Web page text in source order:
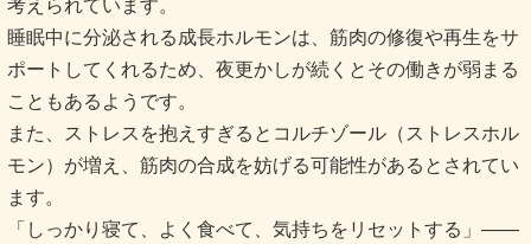
考えられています。
睡眠中に分泌される成長ホルモンは、筋肉の修復や再生をサ
ポートしてくれるため、夜更かしが続くとその働きが弱まる
こともあるようです。
また、ストレスを抱えすぎるとコルチゾール（ストレスホル
モン）が増え、筋肉の合成を妨げる可能性があるとされてい
ます。
「しっかり寝て、よく食べて、気持ちをリセットする」――